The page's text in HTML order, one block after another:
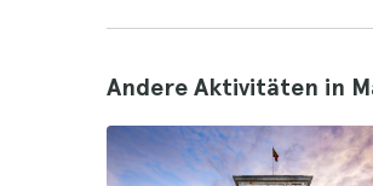
Andere Aktivitäten in